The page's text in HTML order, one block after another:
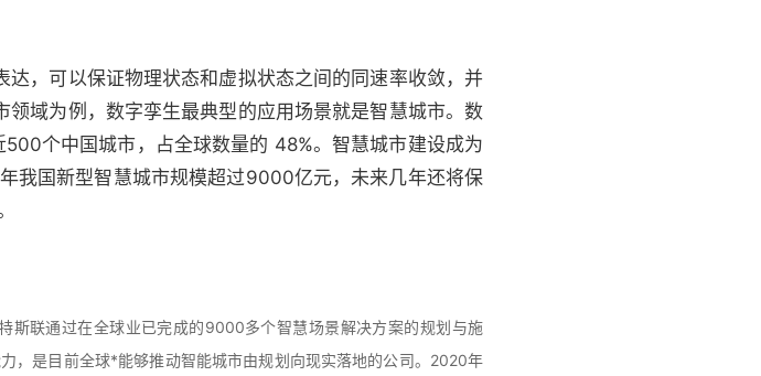
，可以保证物理状态和虚拟状态之间的同速率收敛，并
域为例，数字孪生最典型的应用场景就是智慧城市。数
个中国城市，占全球数量的 48%。智慧城市建设成为
我国新型智慧城市规模超过9000亿元，未来几年还将保
斯联通过在全球业已完成的9000多个智慧场景解决方案的规划与施
，是目前全球*能够推动智能城市由规划向现实落地的公司。2020年